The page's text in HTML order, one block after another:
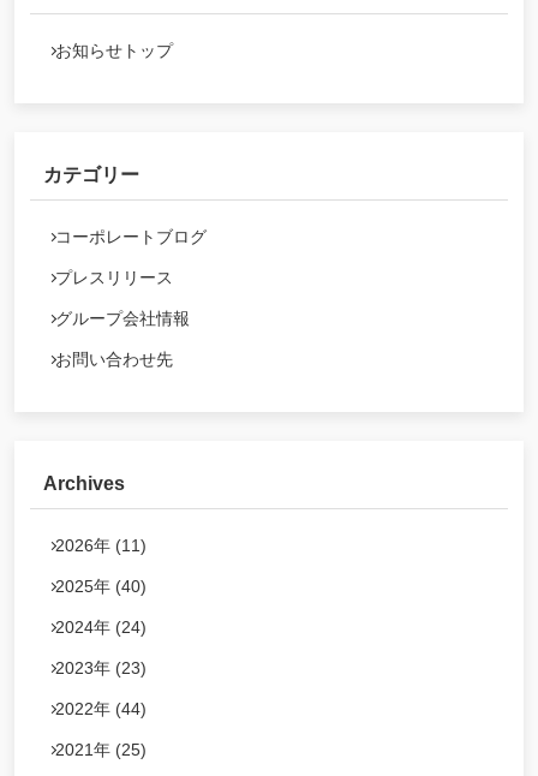
お知らせトップ
カテゴリー
コーポレートブログ
プレスリリース
グループ会社情報
お問い合わせ先
Archives
2026年 (11)
2025年 (40)
2024年 (24)
2023年 (23)
2022年 (44)
2021年 (25)